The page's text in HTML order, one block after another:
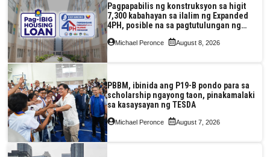
Pagpapabilis ng konstruksyon sa higit
7,300 kabahayan sa ilalim ng Expanded
4PH, posible na sa pagtutulungan ng
Pag-IBIG at P.A. Alvarez
Michael Peronce August 8, 2026
PBBM, ibinida ang P19-B pondo para sa
scholarship ngayong taon, pinakamalaki
sa kasaysayan ng TESDA
Michael Peronce August 7, 2026